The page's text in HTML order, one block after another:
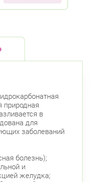
природная
в
для
заболеваний
болезнь);
и
желудка;